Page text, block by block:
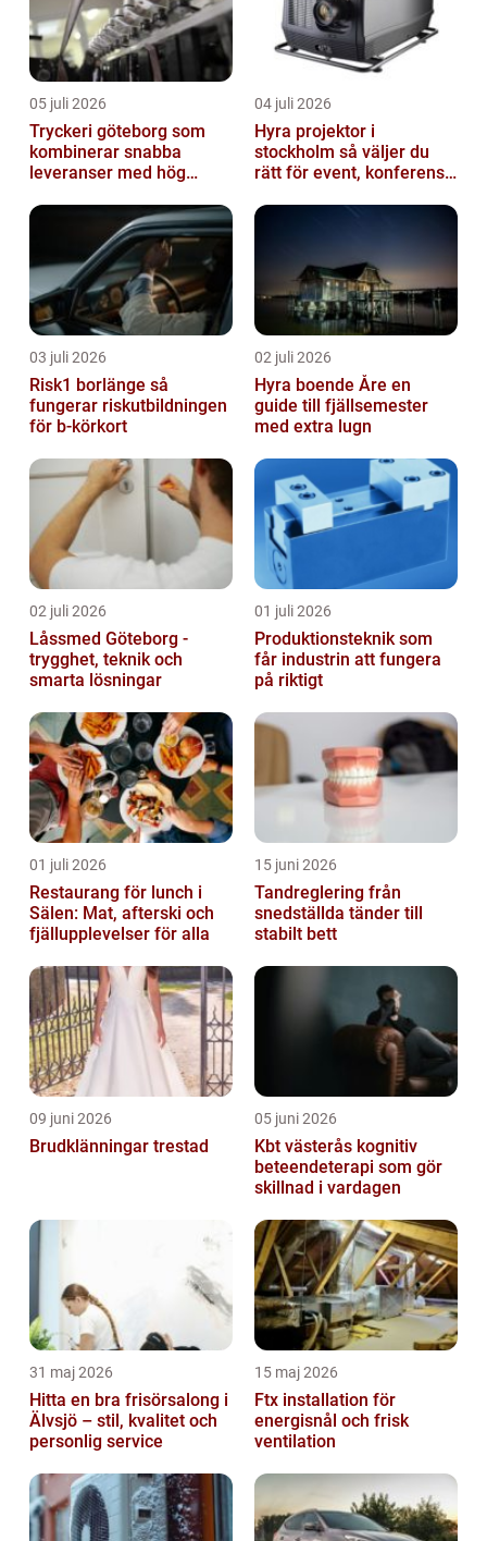
05 juli 2026
Tryckeri göteborg som
kombinerar snabba
leveranser med hög
04 juli 2026
Hyra projektor i
stockholm så väljer du
rätt för event, konferens
03 juli 2026
Risk1 borlänge så
fungerar riskutbildningen
för b-körkort
02 juli 2026
Hyra boende Åre en
guide till fjällsemester
med extra lugn
02 juli 2026
Låssmed Göteborg -
trygghet, teknik och
smarta lösningar
01 juli 2026
Produktionsteknik som
får industrin att fungera
på riktigt
01 juli 2026
Restaurang för lunch i
Sälen: Mat, afterski och
fjällupplevelser för alla
15 juni 2026
Tandreglering från
snedställda tänder till
stabilt bett
09 juni 2026
Brudklänningar trestad
05 juni 2026
Kbt västerås kognitiv
beteendeterapi som gör
skillnad i vardagen
31 maj 2026
Hitta en bra frisörsalong i
Älvsjö – stil, kvalitet och
personlig service
15 maj 2026
Ftx installation för
energisnål och frisk
ventilation